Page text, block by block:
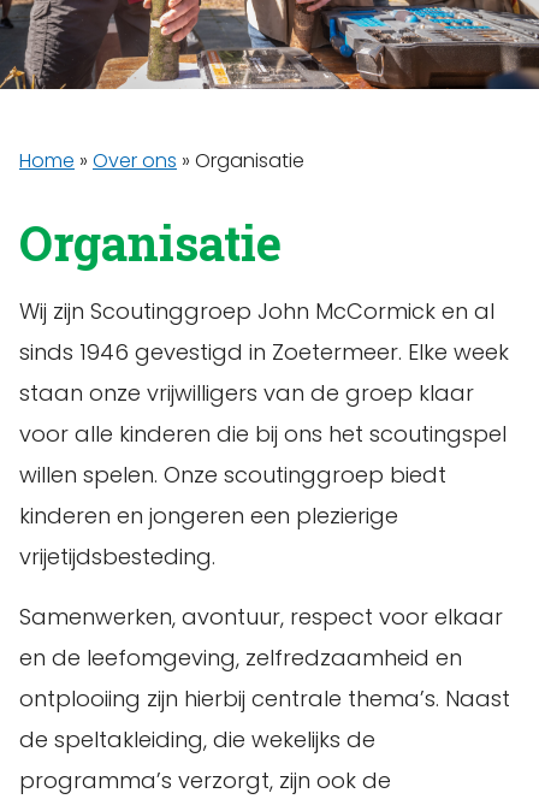
Home » Over ons » Organisatie
Organisatie
Wij zijn Scoutinggroep John McCormick en al
sinds 1946 gevestigd in Zoetermeer. Elke week
staan onze vrijwilligers van de groep klaar
voor alle kinderen die bij ons het scoutingspel
willen spelen. Onze scoutinggroep biedt
kinderen en jongeren een plezierige
vrijetijdsbesteding.
Samenwerken, avontuur, respect voor elkaar
en de leefomgeving, zelfredzaamheid en
ontplooiing zijn hierbij centrale thema’s. Naast
de speltakleiding, die wekelijks de
programma’s verzorgt, zijn ook de